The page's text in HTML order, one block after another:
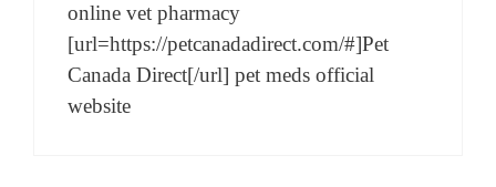
online vet pharmacy
[url=https://petcanadadirect.com/#]Pet
Canada Direct[/url] pet meds official
website